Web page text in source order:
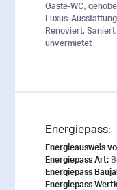
Gäste-WC,
Luxus-
Renoviert,
unvermietet
Energiepass:
Energieausweis
Energiepass Art:
Energiepass
Energiepass